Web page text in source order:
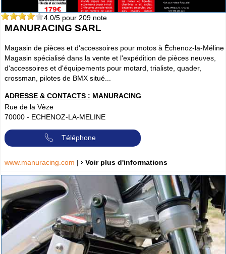
4.0/5 pour 209 note
MANURACING SARL
Magasin de pièces et d'accessoires pour motos à Échenoz-la-Méline
Magasin spécialisé dans la vente et l'expédition de pièces neuves,
d'accessoires et d'équipements pour motard, trialiste, quader,
crossman, pilotes de BMX situé...
ADRESSE & CONTACTS : MANURACING
Rue de la Vèze
70000 - ECHENOZ-LA-MELINE
Téléphone
www.manuracing.com | › Voir plus d'informations